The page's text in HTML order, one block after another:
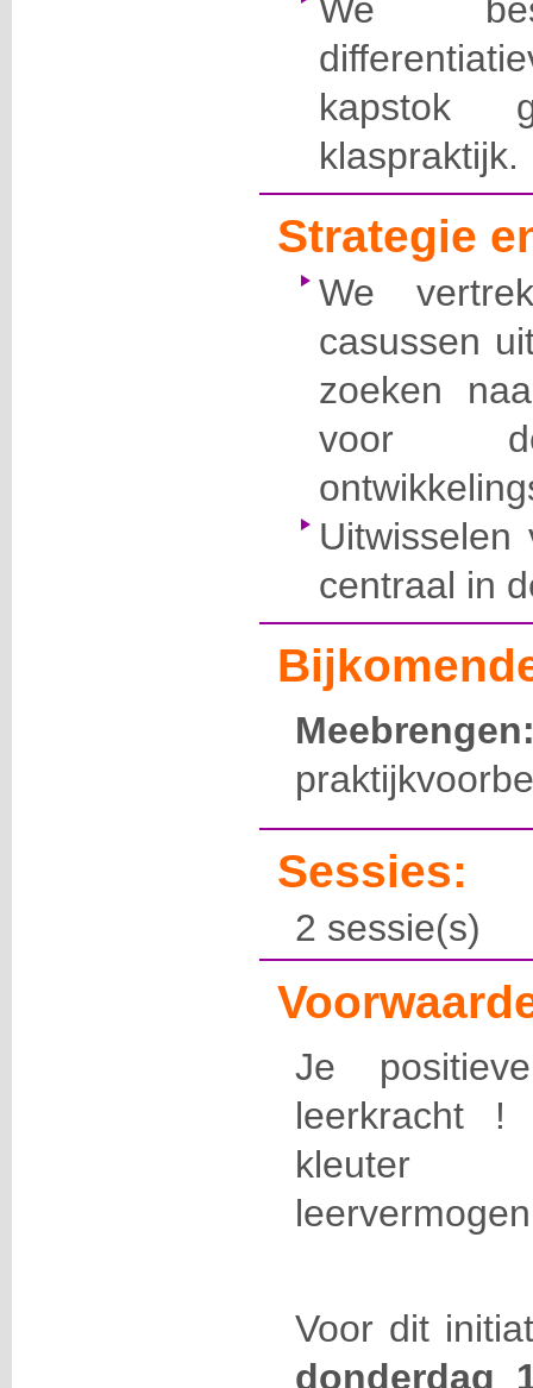
We
kapstok
klaspraktijk.
Strategie
We
casussen
zoeken
voor de
centraal in
Sessies:
2 sessie(s)
Je
leerkracht
kleuter
Voor dit
donderdag